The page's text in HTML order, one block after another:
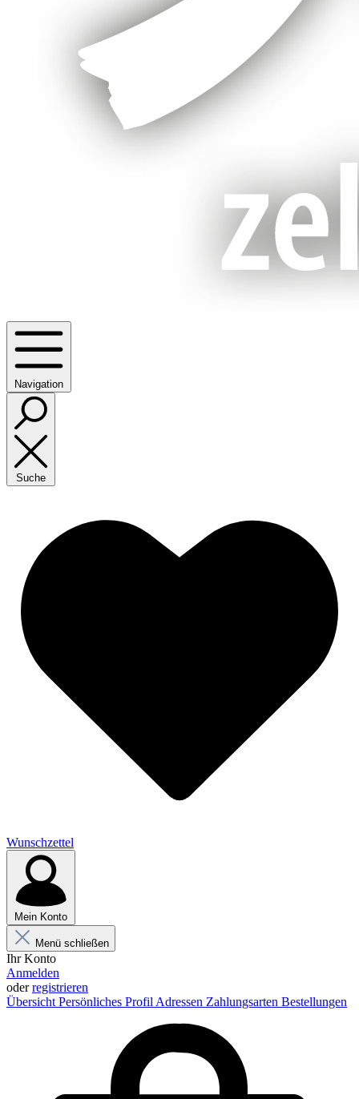
Navigation
Suche
Wunschzettel
Mein Konto
Menü schließen
Ihr Konto
Anmelden
oderregistrieren
Übersicht Persönliches Profil Adressen Zahlungsarten Bestellungen